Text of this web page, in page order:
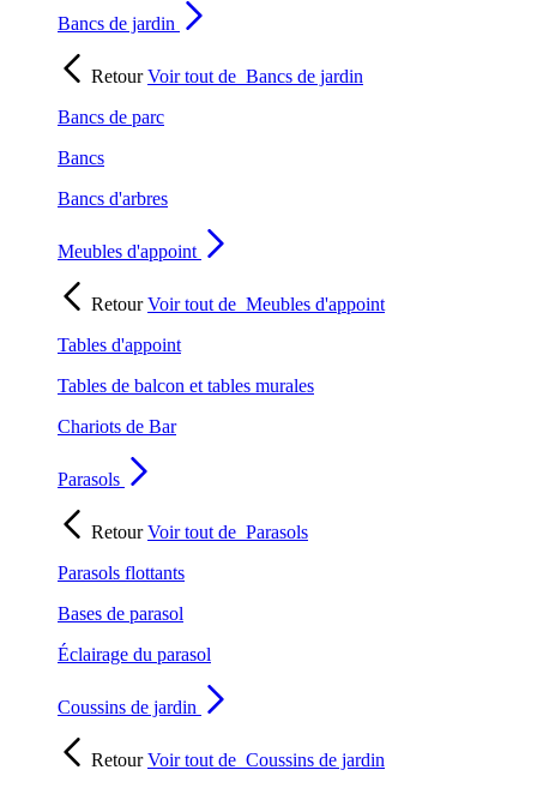
Bancs de jardin
RetourVoir tout de Bancs de jardin
Bancs de parc
Bancs
Bancs d'arbres
Meubles d'appoint
RetourVoir tout de Meubles d'appoint
Tables d'appoint
Tables de balcon et tables murales
Chariots de Bar
Parasols
RetourVoir tout de Parasols
Parasols flottants
Bases de parasol
Éclairage du parasol
Coussins de jardin
RetourVoir tout de Coussins de jardin